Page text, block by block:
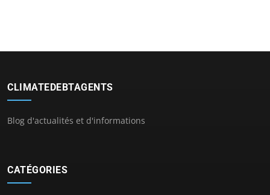
CLIMATEDEBTAGENTS
Blog d'actualités et d'informations
CATÉGORIES